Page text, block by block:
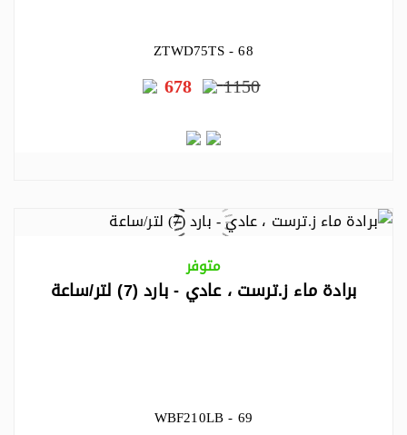
ZTWD75TS - 68
1150
678
متوفر
برادة ماء ز.ترست ، عادي - بارد (7) لتر/ساعة
WBF210LB - 69